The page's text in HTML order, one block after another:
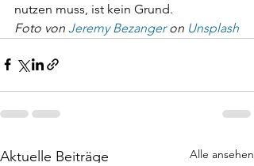
nutzen muss, ist kein Grund.
Foto von Jeremy Bezanger on Unsplash
Aktuelle Beiträge Alle ansehen